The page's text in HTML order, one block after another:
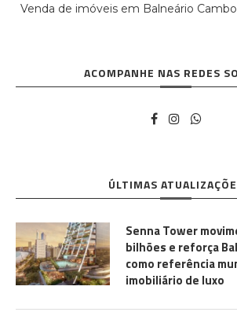
Venda de imóveis em Balneário
ACOMPANHE NAS REDES
ÚLTIMAS
Senna Tower
bilhões e reforça
como referência
imobiliário de luxo